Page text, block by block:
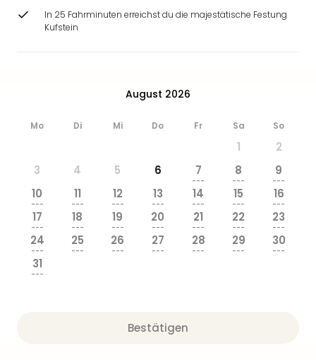
In 25 Fahrminuten erreichst du die majestätische Festung
Kufstein
August 2026
Mo Di Mi Do Fr Sa So
1
2
3
4 5 6 7
---
8
---
9
---
10
---
11
---
12
---
13
---
14
---
15
---
16
---
17
---
18
---
19
---
20
---
21
---
22
---
23
---
24
---
25
---
26
---
27
---
28
---
29
---
30
---
31
---
Bestätigen